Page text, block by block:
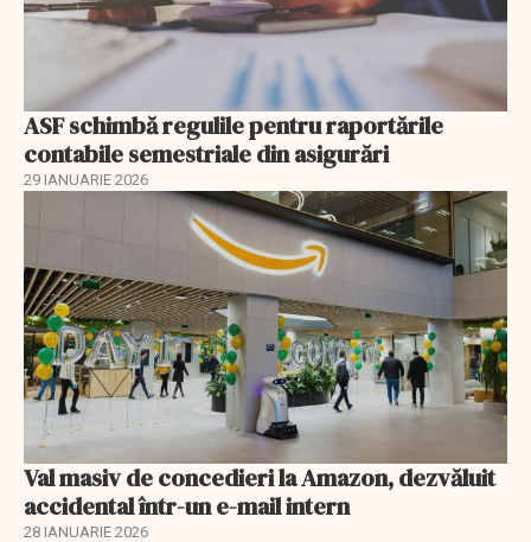
ASF schimbă regulile pentru raportările
contabile semestriale din asigurări
29 IANUARIE 2026
Val masiv de concedieri la Amazon, dezvăluit
accidental într-un e-mail intern
28 IANUARIE 2026